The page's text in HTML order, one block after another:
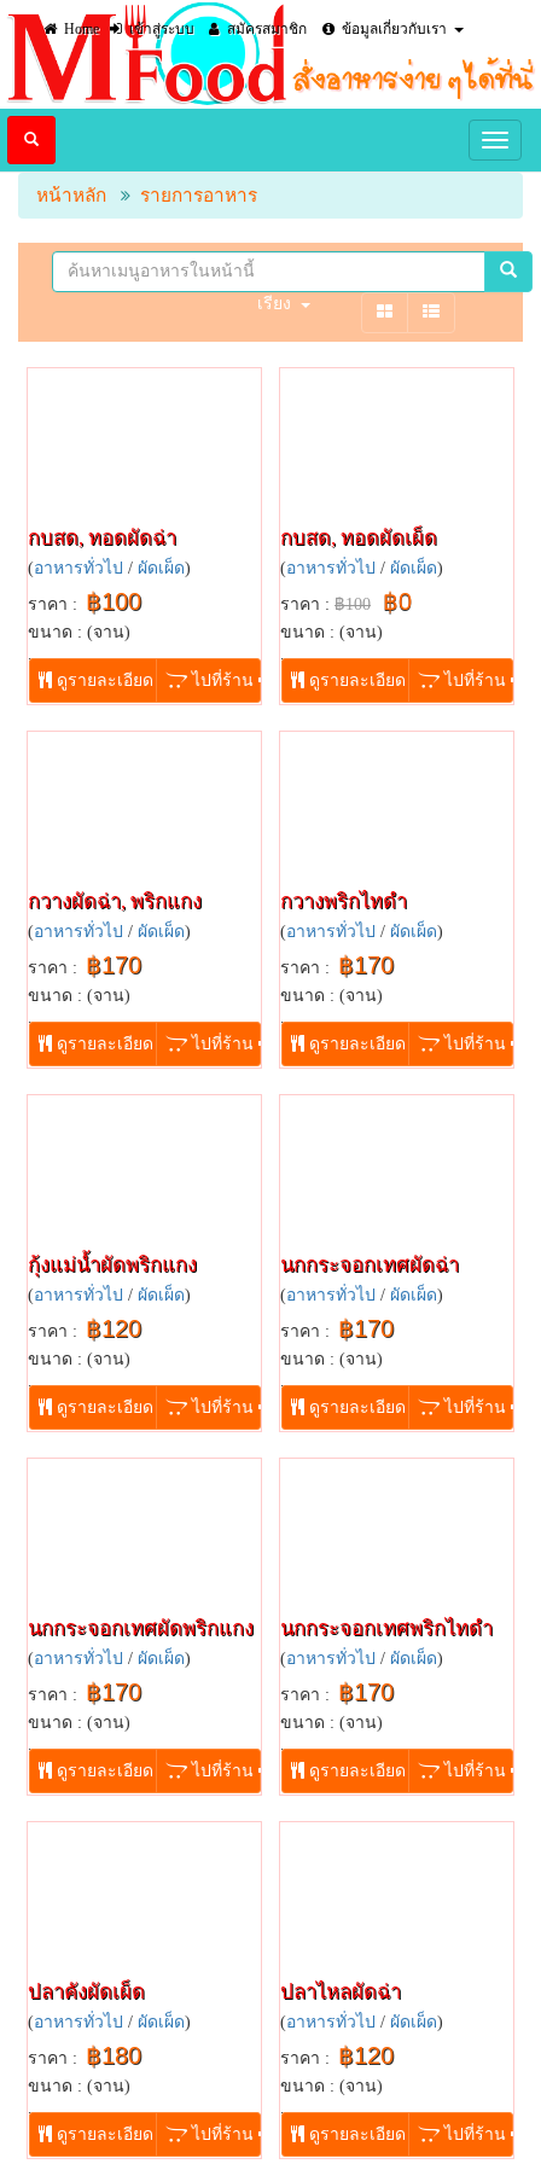
Home เข้าสู่ระบบ สมัครสมาชิก ข้อมูลเกี่ยวกับเรา
หน้าหลัก รายการอาหาร
เรียง
กบสด, ทอดผัดฉ่า
(อาหารทั่วไป / ผัดเผ็ด)
ราคา : ฿100
ขนาด : (จาน)
...
ดูรายละเอียด ไปที่ร้าน
กบสด, ทอดผัดเผ็ด
(อาหารทั่วไป / ผัดเผ็ด)
ราคา : ฿100 ฿0
ขนาด : (จาน)
...
ดูรายละเอียด ไปที่ร้าน
กวางผัดฉ่า, พริกแกง
(อาหารทั่วไป / ผัดเผ็ด)
ราคา : ฿170
ขนาด : (จาน)
...
ดูรายละเอียด ไปที่ร้าน
กวางพริกไทดำ
(อาหารทั่วไป / ผัดเผ็ด)
ราคา : ฿170
ขนาด : (จาน)
...
ดูรายละเอียด ไปที่ร้าน
กุ้งแม่น้ำผัดพริกแกง
(อาหารทั่วไป / ผัดเผ็ด)
ราคา : ฿120
ขนาด : (จาน)
...
ดูรายละเอียด ไปที่ร้าน
นกกระจอกเทศผัดฉ่า
(อาหารทั่วไป / ผัดเผ็ด)
ราคา : ฿170
ขนาด : (จาน)
...
ดูรายละเอียด ไปที่ร้าน
นกกระจอกเทศผัดพริกแกง
(อาหารทั่วไป / ผัดเผ็ด)
ราคา : ฿170
ขนาด : (จาน)
...
ดูรายละเอียด ไปที่ร้าน
นกกระจอกเทศพริกไทดำ
(อาหารทั่วไป / ผัดเผ็ด)
ราคา : ฿170
ขนาด : (จาน)
...
ดูรายละเอียด ไปที่ร้าน
ปลาคังผัดเผ็ด
(อาหารทั่วไป / ผัดเผ็ด)
ราคา : ฿180
ขนาด : (จาน)
...
ดูรายละเอียด ไปที่ร้าน
ปลาไหลผัดฉ่า
(อาหารทั่วไป / ผัดเผ็ด)
ราคา : ฿120
ขนาด : (จาน)
...
ดูรายละเอียด ไปที่ร้าน